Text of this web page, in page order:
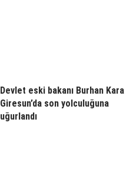
Devlet eski bakanı Burhan Kara
Giresun’da son yolculuğuna
uğurlandı